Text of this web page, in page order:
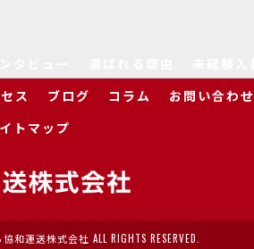
ス ブログ コラム お問い合わせ
トマップ
運送株式会社 ALL RIGHTS RESERVED.